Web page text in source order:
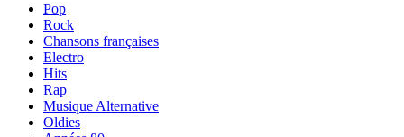
Pop
Rock
Chansons françaises
Electro
Hits
Rap
Musique Alternative
Oldies